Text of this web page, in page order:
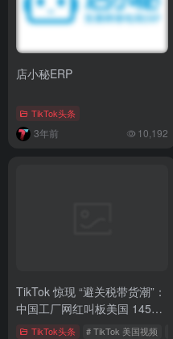
店小秘ERP
TikTok头条
3年前 10,192
TikTok 惊现 “避关税带货潮”：
中国工厂网红叫板美国 145%
高关税
TikTok头条 # TikTok 美国视频